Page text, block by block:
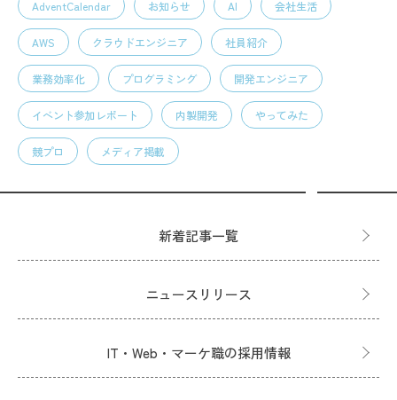
AdventCalendar お知らせ AI 会社生活
AWS クラウドエンジニア 社員紹介
業務効率化 プログラミング 開発エンジニア
イベント参加レポート 内製開発 やってみた
競プロ メディア掲載
新着記事一覧
ニュースリリース
IT・Web・マーケ職の採用情報